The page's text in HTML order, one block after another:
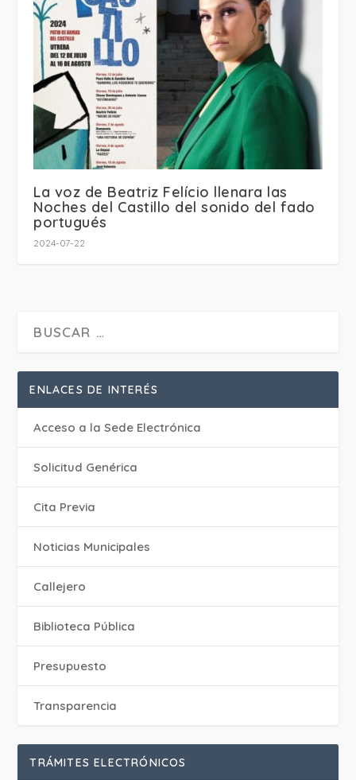
La voz de Beatriz Felício llenara las
Noches del Castillo del sonido del fado
portugués
2024-07-22
ENLACES DE INTERÉS
Acceso a la Sede Electrónica
Solicitud Genérica
Cita Previa
‎Noticias Municipales
Callejero
Biblioteca Pública
Presupuesto
Transparencia
TRÁMITES ELECTRÓNICOS